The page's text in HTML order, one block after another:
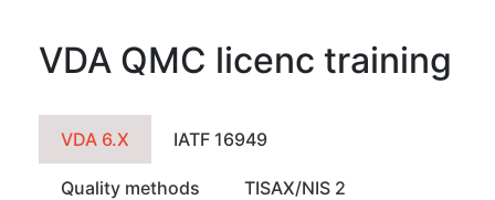
VDA QMC licenc training
VDA 6.X IATF 16949
Quality methods TISAX/NIS 2